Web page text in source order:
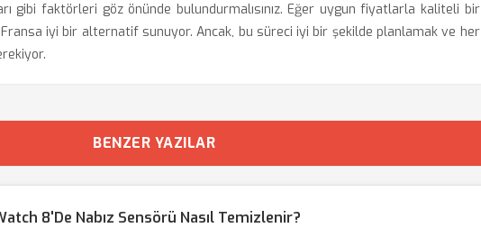
gibi faktörleri göz önünde bulundurmalısınız. Eğer uygun fiyatlarla kaliteli bir
iyi bir alternatif sunuyor. Ancak, bu süreci iyi bir şekilde planlamak ve her
BENZER YAZILAR
8'de Nabız Sensörü Nasıl Temizlenir?